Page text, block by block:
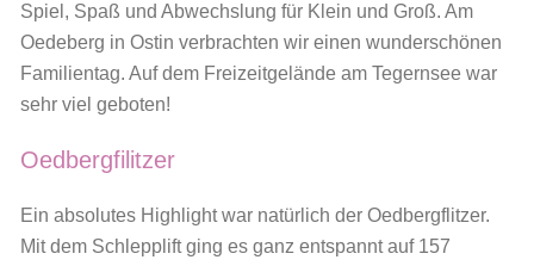
Spiel, Spaß und Abwechslung für Klein und Groß. Am
Oedeberg in Ostin verbrachten wir einen wunderschönen
Familientag. Auf dem Freizeitgelände am Tegernsee war
sehr viel geboten!
Oedbergfilitzer
Ein absolutes Highlight war natürlich der Oedbergflitzer.
Mit dem Schlepplift ging es ganz entspannt auf 157